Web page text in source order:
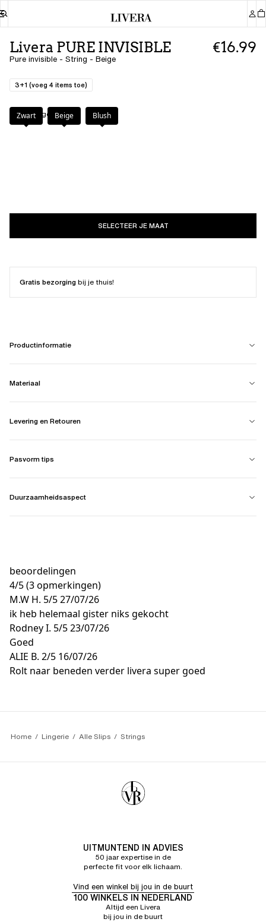
Livera PURE INVISIBLE
Pure invisible - String - Beige
€16.99
3+1 (voeg 4 items toe)
Kleur: Beige
Zwart Beige Blush
SELECTEER JE MAAT
Gratis bezorgingbij je thuis!
Productinformatie
Materiaal
Levering en Retouren
Pasvorm tips
Duurzaamheidsaspect
beoordelingen
4/5(3 opmerkingen)
M.W H. 5/527/07/26
ik heb helemaal gister niks gekocht
Rodney I. 5/523/07/26
Goed
ALIE B. 2/5 16/07/26
Rolt naar beneden verder livera super goed
Home Lingerie Alle Slips Strings
UITMUNTEND IN ADVIES
50 jaar expertise in de
perfecte fit voor elk lichaam.
Vind een winkel bij jou in de buurt
100 WINKELS IN NEDERLAND
Altijd een Livera
bij jou in de buurt